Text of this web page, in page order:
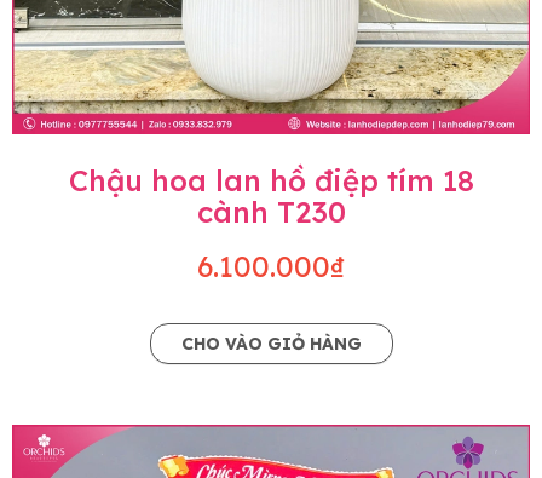
Chậu hoa lan hồ điệp tím 18
cành T230
6.100.000₫
CHO VÀO GIỎ HÀNG